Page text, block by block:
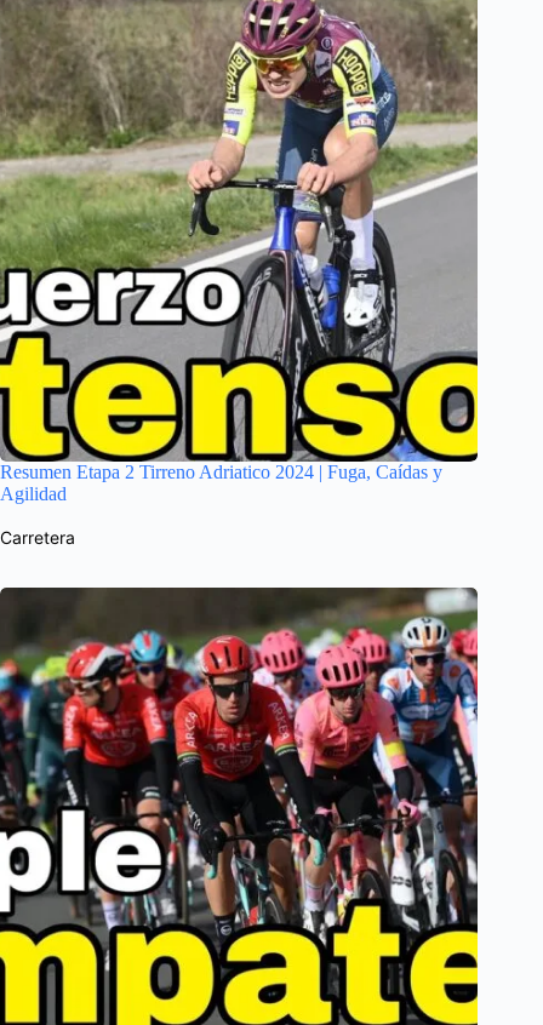
Resumen Etapa 2 Tirreno Adriatico 2024 | Fuga, Caídas y
Agilidad
Carretera